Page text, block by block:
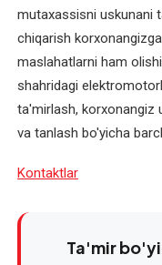
elektromotorlarni
ta'mirlash
fazali
elektromotorni
qayta
bo'yicha
mutaxassisni uskunani
chiqarish
maslahatlarni ham
shahridagi
ta'mirlash, korxonangiz
va tanlash bo'yicha
Kontaktlar
Ta'mir